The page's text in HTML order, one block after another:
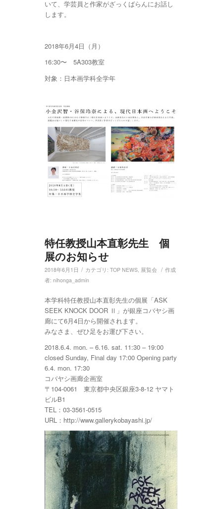
いて、学芸員と作家がざっくばらんにお話し
します。
2018年6月4日（月）
16:30〜 5A303教室
対象：日本画学科全学年
特任教授山本直彰先生 個
展のお知らせ
2018年6月1日 / カテゴリ: TOP NEWS, 展覧会 / 作成
者: nihonga_admin
本学科特任教授山本直彰先生の個展「ASK
SEEK KNOCK DOOR Ⅱ」が銀座コバヤシ画
廊にて6月4日から開催されます。
みなさま、ぜひ足をお運び下さい。
2018.6.4. mon. – 6.16. sat. 11:30 – 19:00
closed Sunday, Final day 17:00 Opening party
6.4. mon. 17:30
コバヤシ画廊企画室
〒104-0061 東京都中央区銀座3-8-12 ヤマト
ビルB1
TEL：03-3561-0515
URL：http://www.gallerykobayashi.jp/